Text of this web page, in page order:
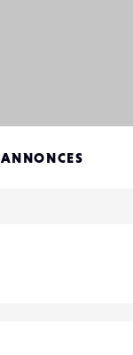
ANNONCES